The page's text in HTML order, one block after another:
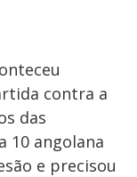
contra a
das
10 angolana
e precisou